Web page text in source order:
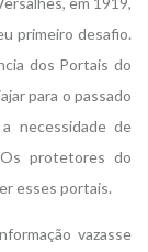
primeiro desafio.
dos Portais do
para o passado
necessidade de
protetores do
esses portais.
vazasse